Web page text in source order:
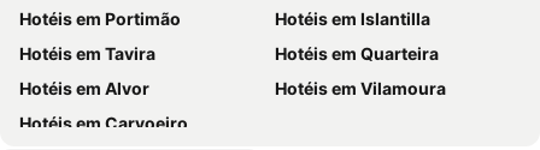
Hotéis em Portimão
Hotéis em Islantilla
Hotéis em Tavira
Hotéis em Quarteira
Hotéis em Alvor
Hotéis em Vilamoura
Hotéis em Carvoeiro